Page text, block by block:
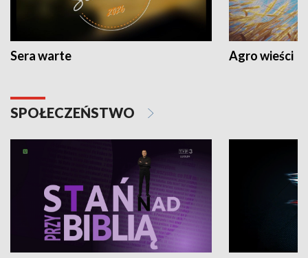
Sera warte Agro wieści
SPOŁECZEŃSTWO